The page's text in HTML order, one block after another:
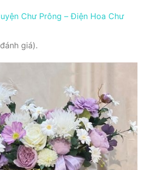
Chư Prông – Điện Hoa Chư
giá).